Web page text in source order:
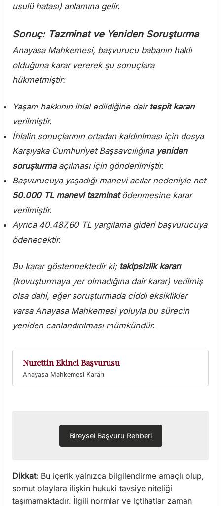
usulü hatası) anlamına gelir.
Sonuç: Tazminat ve Yeniden Soruşturma
Anayasa Mahkemesi, başvurucu babanın haklı
olduğuna karar vererek şu sonuçlara
hükmetmiştir:
Yaşam hakkının ihlal edildiğine dair tespit kararı
verilmiştir.
İhlalin sonuçlarının ortadan kaldırılması için dosya
Karşıyaka Cumhuriyet Başsavcılığına yeniden
soruşturmaaçılması için gönderilmiştir.
Başvurucuya yaşadığı manevi acılar nedeniyle net
50.000 TL manevi tazminatödenmesine karar
verilmiştir.
Ayrıca 40.487,60 TL yargılama gideri başvurucuya
ödenecektir.
Bu karar göstermektedir ki; takipsizlik kararı
(kovuşturmaya yer olmadığına dair karar) verilmiş
olsa dahi, eğer soruşturmada ciddi eksiklikler
varsa Anayasa Mahkemesi yoluyla bu sürecin
yeniden canlandırılması mümkündür.
Nurettin Ekinci Başvurusu
Bireysel Başvuru Rehberi
Dikkat: Bu içerik yalnızca bilgilendirme amaçlı olup,
somut olaylara ilişkin hukuki tavsiye niteliği
taşımamaktadır. İlgili normlar ve içtihatlar zaman